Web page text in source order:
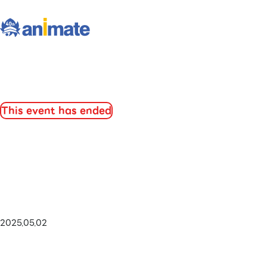
This event has ended
2025.05.02